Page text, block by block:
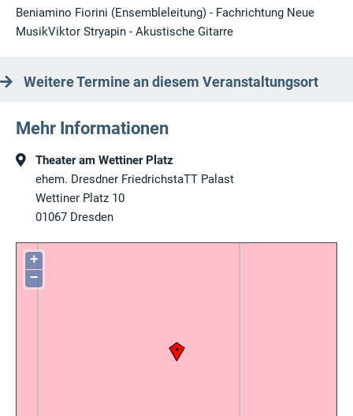
Beniamino Fiorini (Ensembleleitung) - Fachrichtung Neue
MusikViktor Stryapin - Akustische Gitarre
Weitere Termine an diesem Veranstaltungsort
Mehr Informationen
Theater am Wettiner Platz
ehem. Dresdner FriedrichstaTT Palast
Wettiner Platz 10
01067 Dresden
+
−